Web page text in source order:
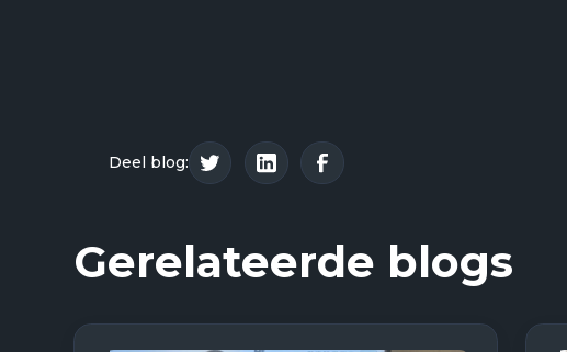
Deel blog:
Gerelateerde blogs